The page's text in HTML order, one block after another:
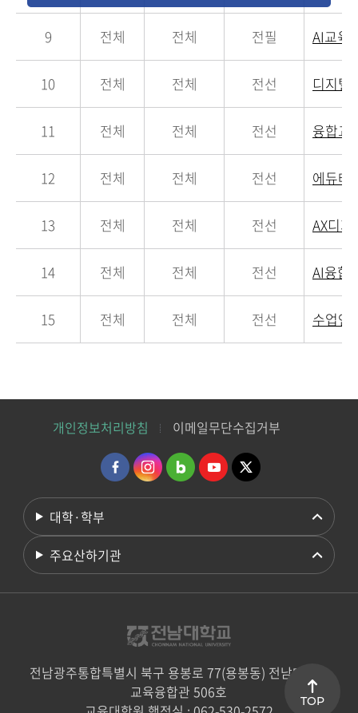
9 전체 전체 전필 AI교육
10 전체 전체 전선 디지털
11 전체 전체 전선 융합교
12 전체 전체 전선 에듀테
13 전체 전체 전선 AX디
14 전체 전체 전선 AI융합
15 전체 전체 전선 수업연
개인정보처리방침 이메일무단수집거부
대학·학부
주요산하기관
전남광주통합특별시 북구 용봉로 77(용봉동) 전남대학교
교육융합관 506호
TOP